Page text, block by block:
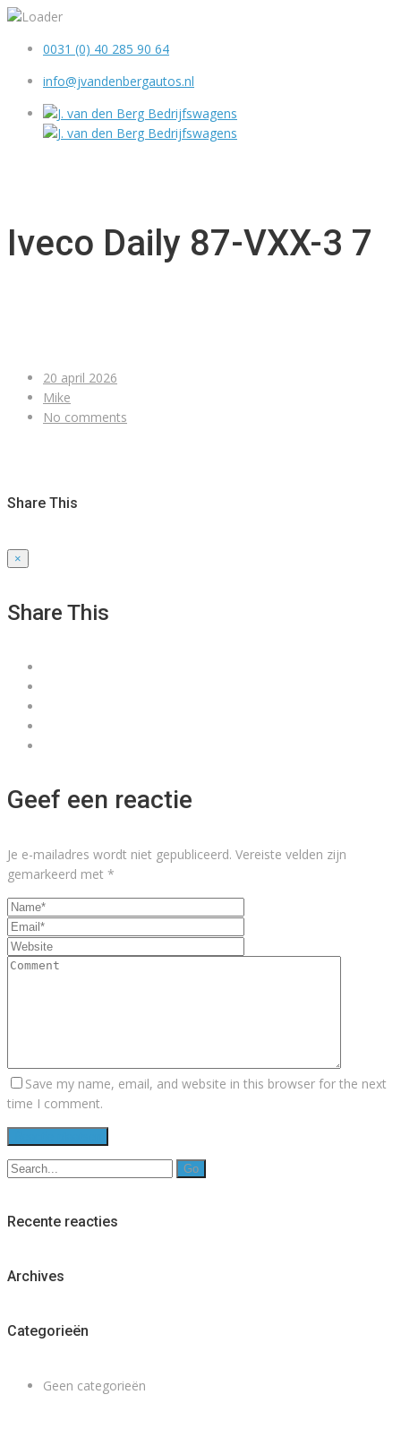
0031 (0) 40 285 90 64
info@jvandenbergautos.nl
Iveco Daily 87-VXX-3 7
20 april 2026
Mike
No comments
Share This
×
Share This
Geef een reactie
Je e-mailadres wordt niet gepubliceerd. Vereiste velden zijn
gemarkeerd met *
Save my name, email, and website in this browser for the next
time I comment.
Search
Recente reacties
Archives
Categorieën
Geen categorieën